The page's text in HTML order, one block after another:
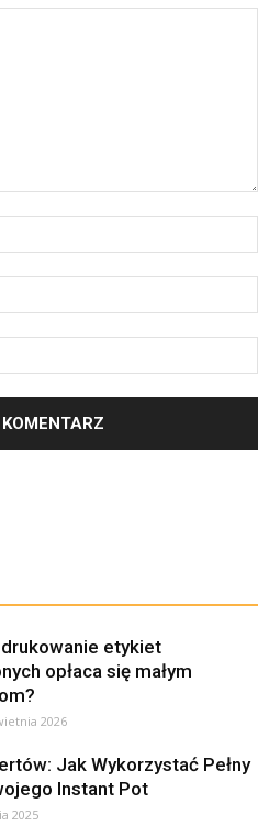
etykiet
opłaca się małym
2026
Jak Wykorzystać Pełny
Instant Pot
2025